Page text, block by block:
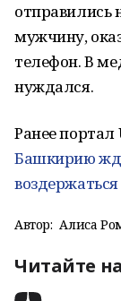
отправились
мужчину,
телефон. В
нуждался.
Ранее
Башкирию
Автор: Алиса
Читайте